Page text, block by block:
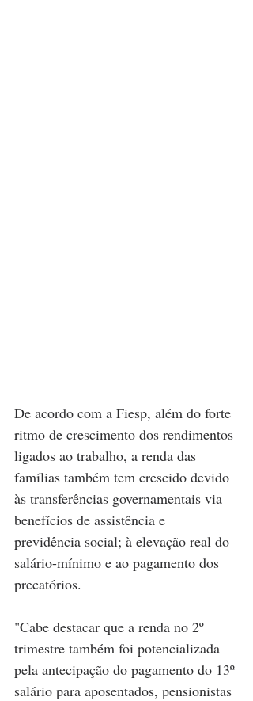
De acordo com a Fiesp, além do forte
ritmo de crescimento dos rendimentos
ligados ao trabalho, a renda das
famílias também tem crescido devido
às transferências governamentais via
benefícios de assistência e
previdência social; à elevação real do
salário-mínimo e ao pagamento dos
precatórios.
"Cabe destacar que a renda no 2º
trimestre também foi potencializada
pela antecipação do pagamento do 13º
salário para aposentados, pensionistas